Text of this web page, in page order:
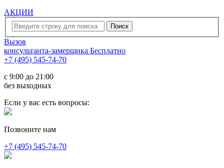
АКЦИИ
Вызов
консультанта-замерщика Бесплатно
+7 (495) 545-74-70
c 9:00 до 21:00
без выходных
Если у вас есть вопросы:
Позвоните нам
+7 (495) 545-74-70